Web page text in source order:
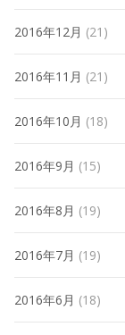
2016年12月 (21)
2016年11月 (21)
2016年10月 (18)
2016年9月 (15)
2016年8月 (19)
2016年7月 (19)
2016年6月 (18)